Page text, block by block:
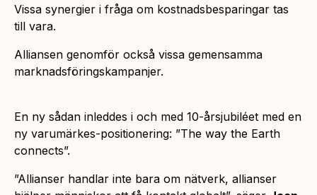
Vissa synergier i fråga om kostnadsbesparingar tas
till vara.
Alliansen genomför också vissa gemensamma
marknadsföringskampanjer.
En ny sådan inleddes i och med 10-årsjubiléet med en
ny varumärkes-positionering: ”The way the Earth
connects”.
”Allianser handlar inte bara om nätverk, allianser